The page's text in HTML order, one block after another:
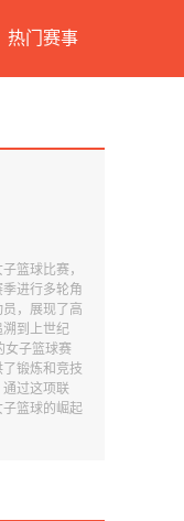
热门赛事
篮球比赛，
进行多轮角
，展现了高
到上世纪
女子篮球赛
锻炼和竞技
通过这项联
篮球的崛起